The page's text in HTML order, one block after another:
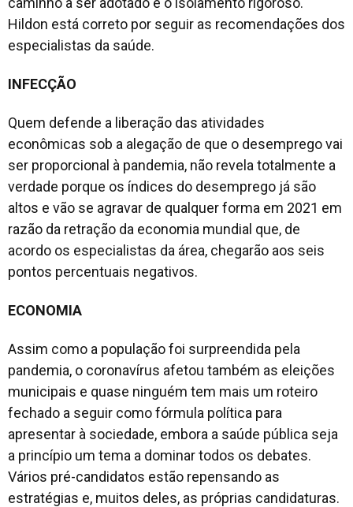
Hildon está correto por seguir as recomendações dos
especialistas da saúde.
INFECÇÃO
Quem defende a liberação das atividades
econômicas sob a alegação de que o desemprego vai
ser proporcional à pandemia, não revela totalmente a
verdade porque os índices do desemprego já são
altos e vão se agravar de qualquer forma em 2021 em
razão da retração da economia mundial que, de
acordo os especialistas da área, chegarão aos seis
pontos percentuais negativos.
ECONOMIA
Assim como a população foi surpreendida pela
pandemia, o coronavírus afetou também as eleições
municipais e quase ninguém tem mais um roteiro
fechado a seguir como fórmula política para
apresentar à sociedade, embora a saúde pública seja
a princípio um tema a dominar todos os debates.
Vários pré-candidatos estão repensando as
estratégias e, muitos deles, as próprias candidaturas.